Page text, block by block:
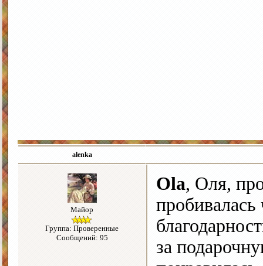
alenka
Майор
Группа: Проверенные
Сообщений: 95
Ola, Оля,
пробивалась
за